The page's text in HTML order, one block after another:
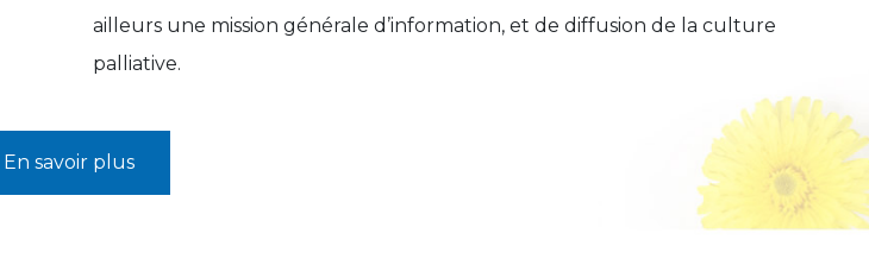
ailleurs une mission générale d’information, et de diffusion de la culture
palliative.
En savoir plus